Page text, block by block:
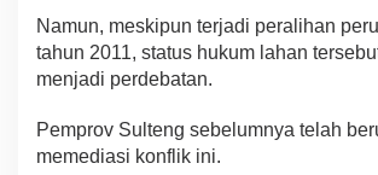
Namun, meskipun terjadi peralihan
tahun 2011, status hukum lahan
menjadi perdebatan.
Pemprov Sulteng sebelumnya telah
memediasi konflik ini.